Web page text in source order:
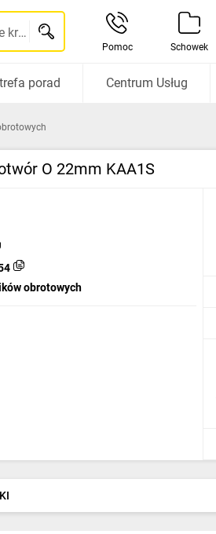
Szukaj po nazwie, indeksie, producencie, kodzie kreskowym...
Pomoc Schowek
porad Centrum Usług
O 22mm KAA1S
obrotowych